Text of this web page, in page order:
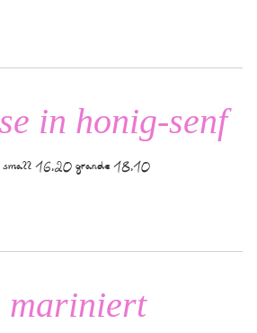
in honig-senf
small 16,20 grande 18,10
mariniert